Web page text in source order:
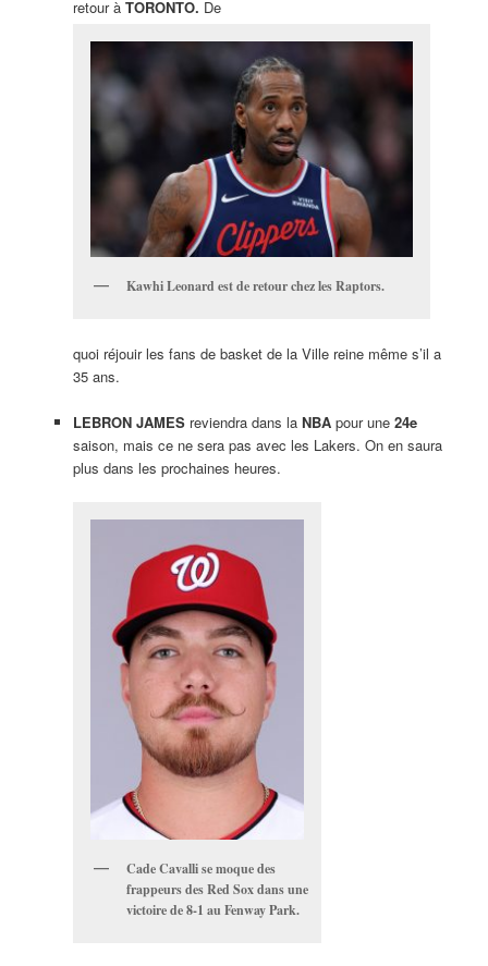
retour à TORONTO. De
Kawhi Leonard est de retour chez les Raptors.
quoi réjouir les fans de basket de la Ville reine même s’il a
35 ans.
LEBRON JAMESreviendra dans la NBApour une 24e
saison, mais ce ne sera pas avec les Lakers. On en saura
plus dans les prochaines heures.
Cade Cavalli se moque des
frappeurs des Red Sox dans une
victoire de 8-1 au Fenway Park.